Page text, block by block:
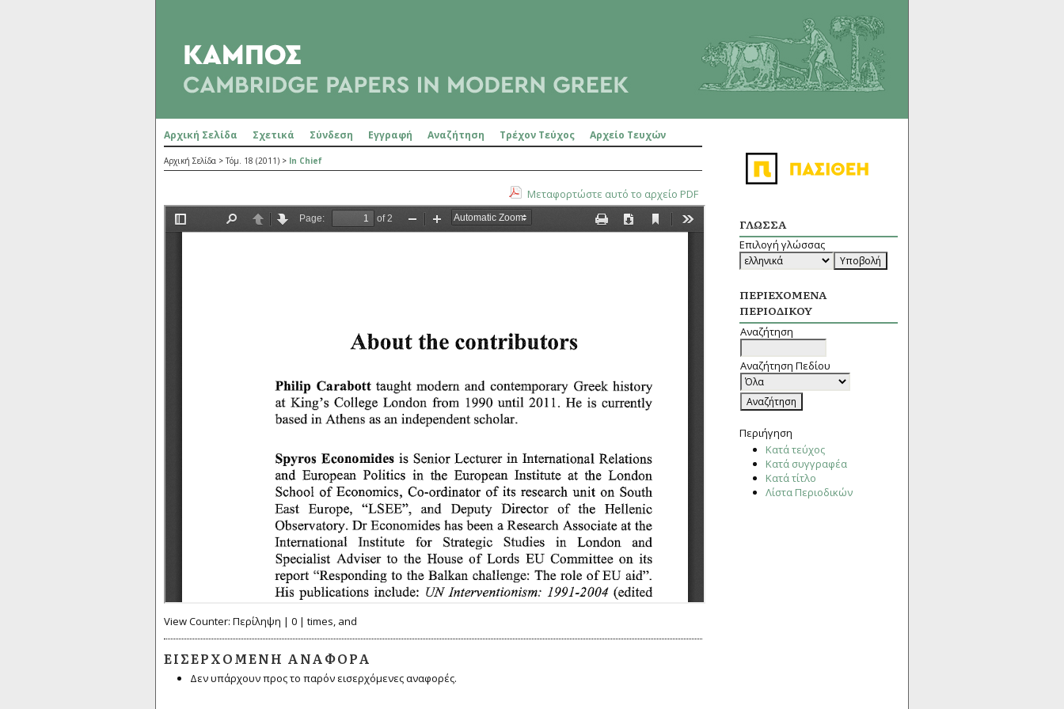
ΓΛΏΣΣΑ
Επιλογή γλώσσας
ΠΕΡΙΕΧΌΜΕΝΑ
ΠΕΡΙΟΔΙΚΟΎ
Αναζήτηση
Αναζήτηση Πεδίου
Περιήγηση
Κατά τεύχος
Κατά συγγραφέα
Κατά τίτλο
Λίστα Περιοδικών
Αρχική Σελίδα Σχετικά Σύνδεση Εγγραφή Αναζήτηση Τρέχον Τεύχος Αρχείο Τευχών
Αρχική Σελίδα >Τόμ. 18 (2011) > In Chief
Μεταφορτώστε αυτό το αρχείο PDF
View Counter: Περίληψη | 0 | times, and
ΕΙΣΕΡΧΌΜΕΝΗ ΑΝΑΦΟΡΆ
Δεν υπάρχουν προς το παρόν εισερχόμενες αναφορές.